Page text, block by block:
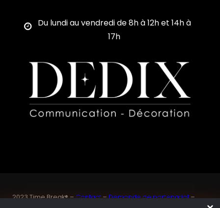
Du lundi au vendredi de 8h à 12h et 14h à
17h
2023 Time Break® –Contact–Demande de partenariat–